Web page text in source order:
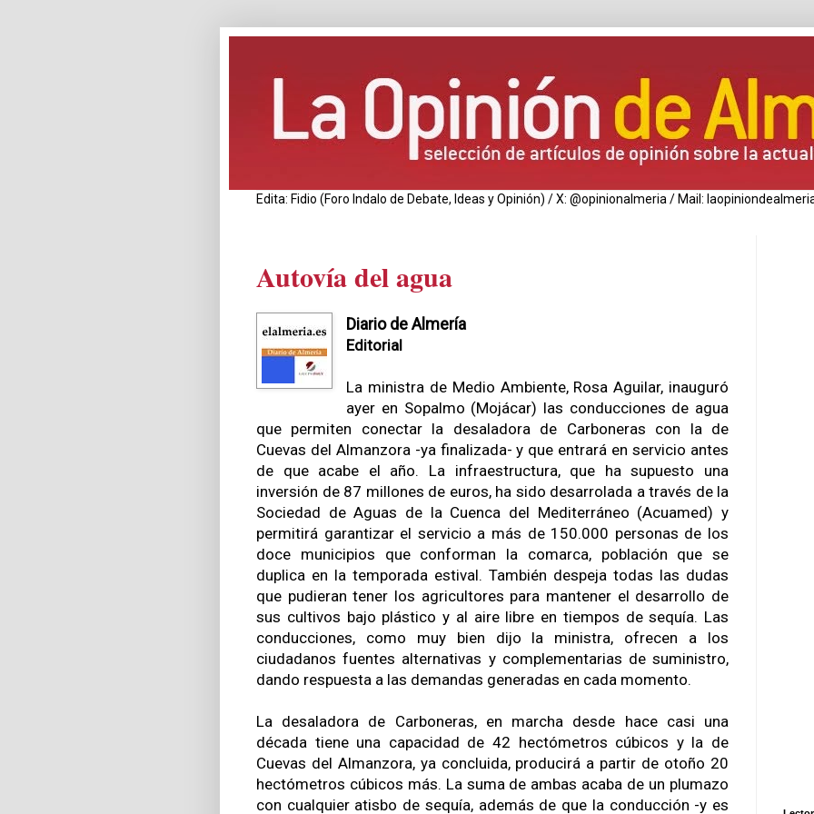
Edita: Fidio (Foro Indalo de Debate, Ideas y Opinión) / X: @opinionalmeria / Mail:
Autovía del agua
Diario de Almería
Editorial
La ministra de Medio Ambiente, Rosa Aguilar, inauguró
ayer en Sopalmo (Mojácar) las conducciones de agua
que permiten conectar la desaladora de Carboneras con la de
Cuevas del Almanzora -ya finalizada- y que entrará en servicio antes
de que acabe el año. La infraestructura, que ha supuesto una
inversión de 87 millones de euros, ha sido desarrolada a través de la
Sociedad de Aguas de la Cuenca del Mediterráneo (Acuamed) y
permitirá garantizar el servicio a más de 150.000 personas de los
doce municipios que conforman la comarca, población que se
duplica en la temporada estival. También despeja todas las dudas
que pudieran tener los agricultores para mantener el desarrollo de
sus cultivos bajo plástico y al aire libre en tiempos de sequía. Las
conducciones, como muy bien dijo la ministra, ofrecen a los
ciudadanos fuentes alternativas y complementarias de suministro,
dando respuesta a las demandas generadas en cada momento.
La desaladora de Carboneras, en marcha desde hace casi una
década tiene una capacidad de 42 hectómetros cúbicos y la de
Cuevas del Almanzora, ya concluida, producirá a partir de otoño 20
hectómetros cúbicos más. La suma de ambas acaba de un plumazo
con cualquier atisbo de sequía, además de que la conducción -y es